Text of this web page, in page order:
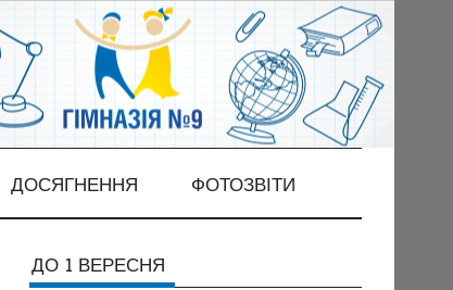
ДОСЯГНЕННЯ ФОТОЗВІТИ
ДО 1 ВЕРЕСНЯ